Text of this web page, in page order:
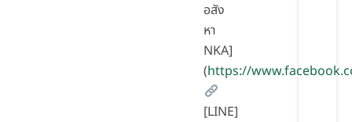
อสัง
หา
NKA]
(https://
[LINE]